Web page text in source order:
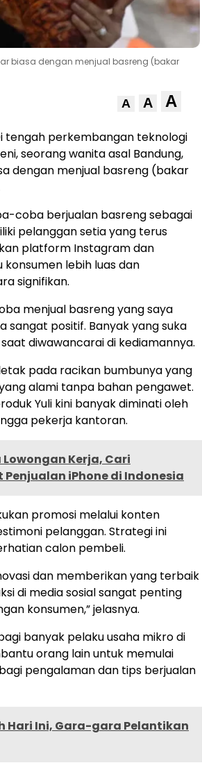
biasa dengan menjual basreng (bakar
A A A
tengah perkembangan teknologi
seorang wanita asal Bandung,
dengan menjual basreng (bakar
coba berjualan basreng sebagai
pelanggan setia yang terus
platform Instagram dan
lebih luas dan
signifikan.
menjual basreng yang saya
sangat positif. Banyak yang suka
diwawancarai di kediamannya.
pada racikan bumbunya yang
alami tanpa bahan pengawet.
Yuli kini banyak diminati oleh
pekerja kantoran.
Kerja, Cari
iPhone di Indonesia
promosi melalui konten
pelanggan. Strategi ini
calon pembeli.
dan memberikan yang terbaik
di media sosial sangat penting
konsumen,” jelasnya.
banyak pelaku usaha mikro di
orang lain untuk memulai
pengalaman dan tips berjualan
Hari Ini, Gara-gara Pelantikan